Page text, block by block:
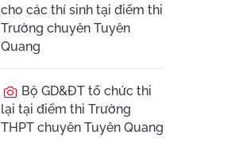
cho các thí sinh tại điểm thi
Trường chuyên Tuyên
Quang
Bộ GD&ĐT tổ chức thi
lại tại điểm thi Trường
THPT chuyên Tuyên Quang